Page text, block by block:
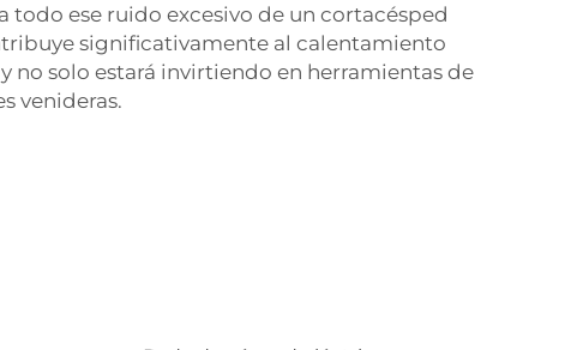
ese ruido excesivo de un cortacésped
significativamente al calentamiento
solo estará invirtiendo en herramientas de
venideras.